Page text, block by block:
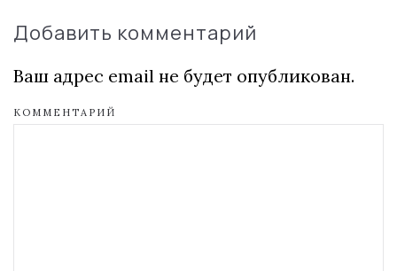
Добавить комментарий
Ваш адрес email не будет опубликован.
КОММЕНТАРИЙ